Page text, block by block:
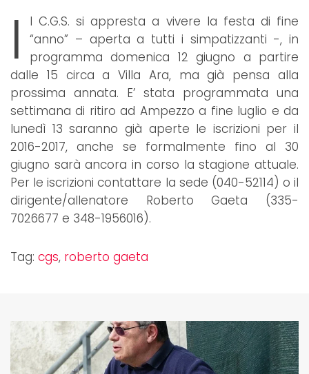
I
l C.G.S. si appresta a vivere la festa di fine
“anno” – aperta a tutti i simpatizzanti -, in
programma domenica 12 giugno a partire
dalle 15 circa a Villa Ara, ma già pensa alla
prossima annata. E’ stata programmata una
settimana di ritiro ad Ampezzo a fine luglio e da
lunedì 13 saranno già aperte le iscrizioni per il
2016-2017, anche se formalmente fino al 30
giugno sarà ancora in corso la stagione attuale.
Per le iscrizioni contattare la sede (040-52114) o il
dirigente/allenatore Roberto Gaeta (335-
7026677 e 348-1956016).
Tag: cgs, roberto gaeta